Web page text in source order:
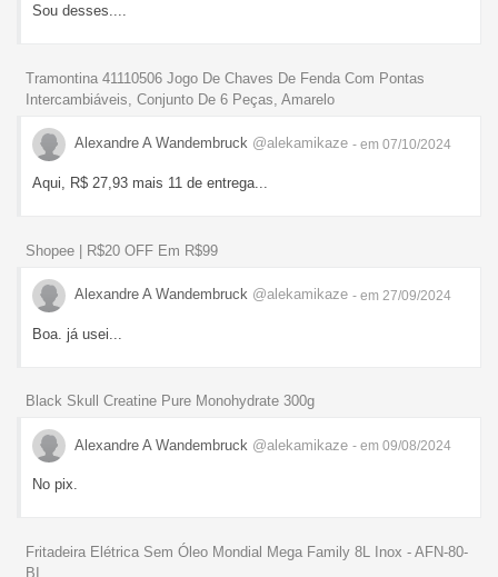
Sou desses....
Tramontina 41110506 Jogo De Chaves De Fenda Com Pontas
Intercambiáveis, Conjunto De 6 Peças, Amarelo
Alexandre A Wandembruck @alekamikaze - em 07/10/2024
Aqui, R$ 27,93 mais 11 de entrega...
Shopee | R$20 OFF Em R$99
Alexandre A Wandembruck @alekamikaze - em 27/09/2024
Boa. já usei...
Black Skull Creatine Pure Monohydrate 300g
Alexandre A Wandembruck @alekamikaze - em 09/08/2024
No pix.
Fritadeira Elétrica Sem Óleo Mondial Mega Family 8L Inox - AFN-80-
BI